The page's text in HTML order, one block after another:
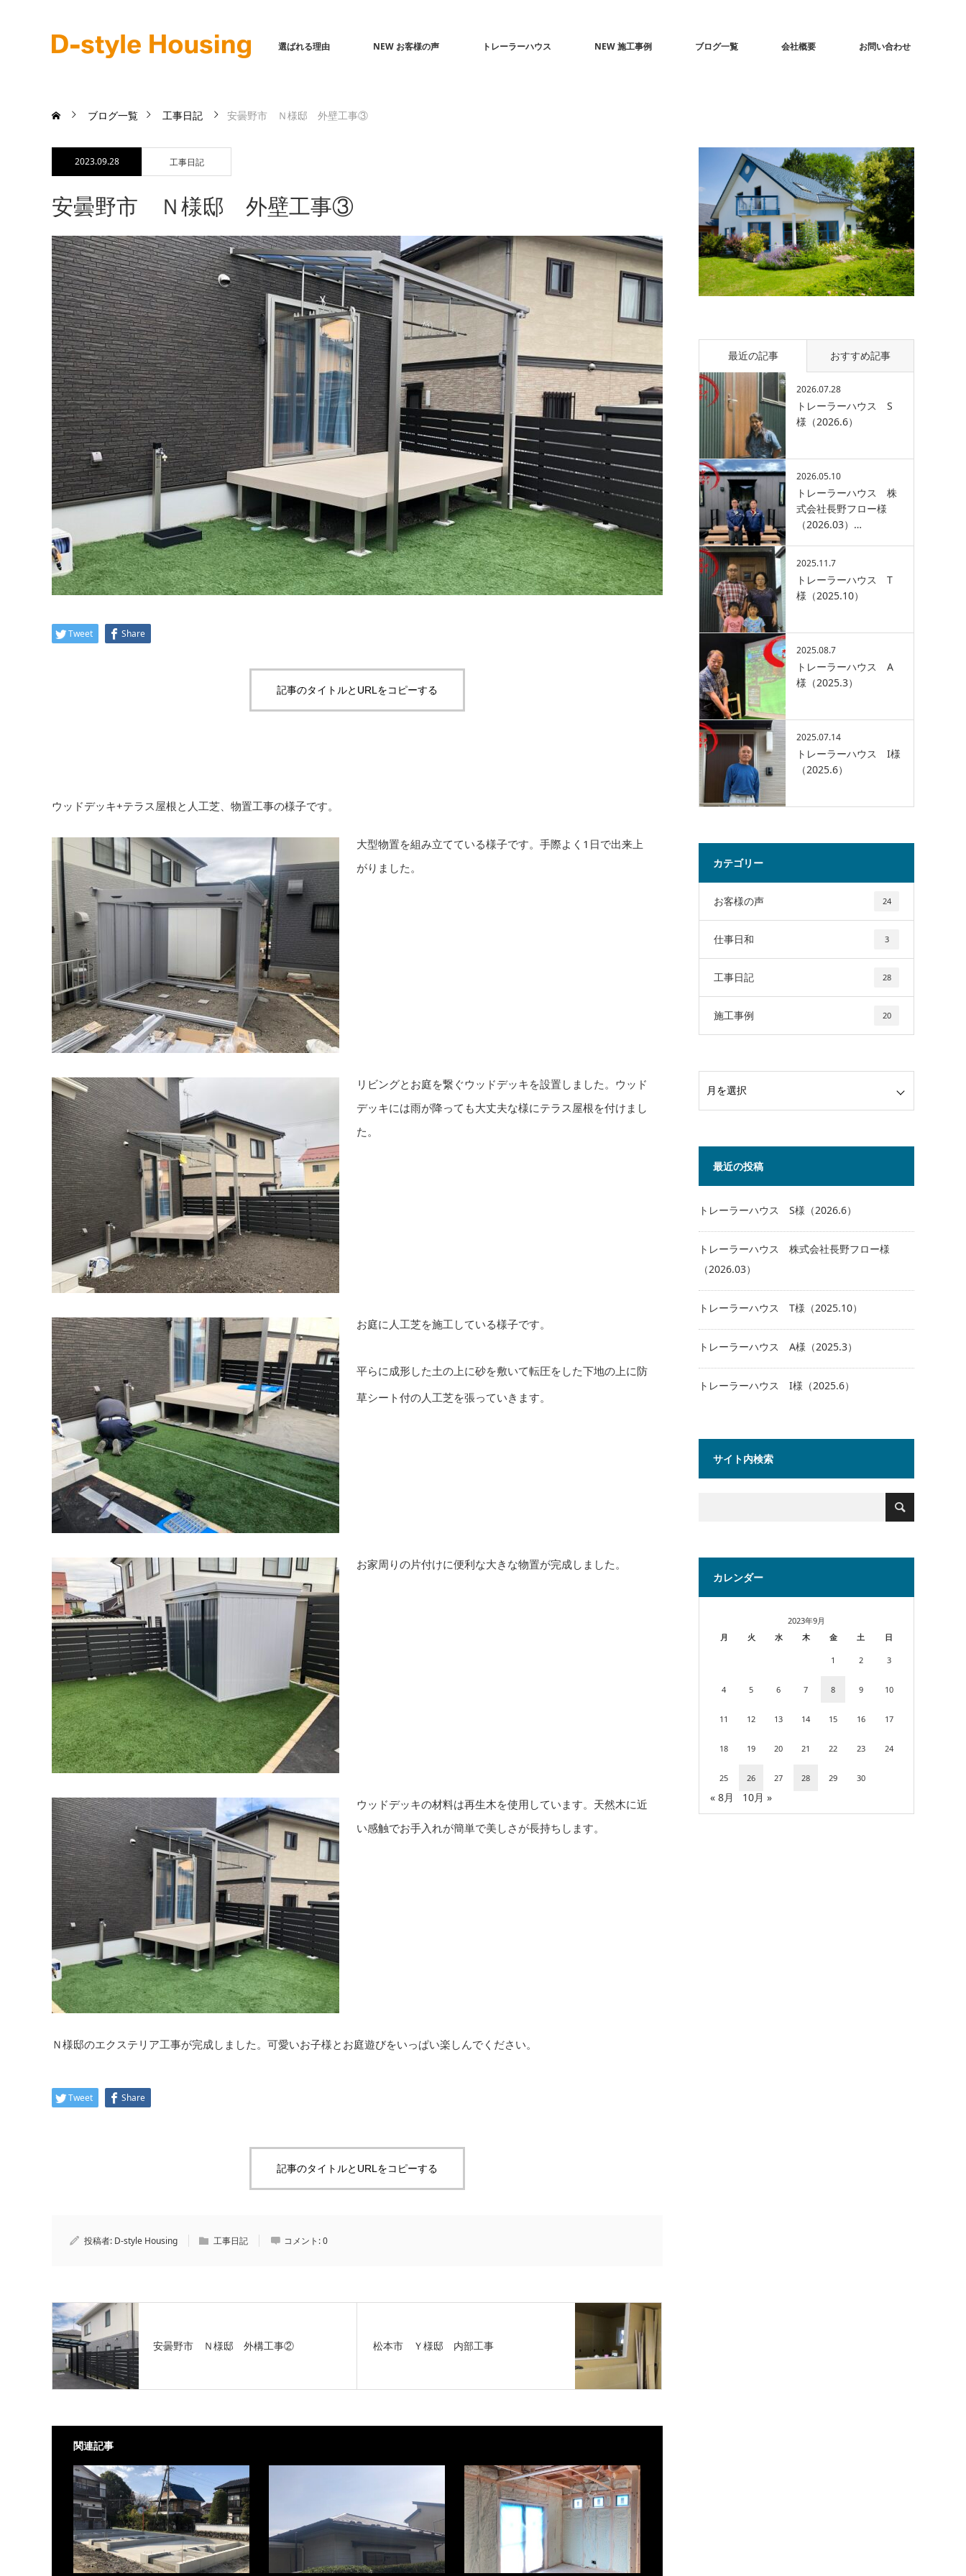
選ばれる理由 NEW お客様の声 トレーラーハウス NEW 施工事例 ブログ一覧 会社概要 お問い合わせ
ブログ一覧 工事日記 安曇野市 Ｎ様邸 外壁工事③
2023.09.28 工事日記
安曇野市 Ｎ様邸 外壁工事③
Tweet Share
記事のタイトルとURLをコピーする
ウッドデッキ+テラス屋根と人工芝、物置工事の様子です。
大型物置を組み立てている様子です。手際よく1日で出来上
がりました。
リビングとお庭を繋ぐウッドデッキを設置しました。ウッド
デッキには雨が降っても大丈夫な様にテラス屋根を付けまし
た。
お庭に人工芝を施工している様子です。
平らに成形した土の上に砂を敷いて転圧をした下地の上に防
草シート付の人工芝を張っていきます。
お家周りの片付けに便利な大きな物置が完成しました。
ウッドデッキの材料は再生木を使用しています。天然木に近
い感触でお手入れが簡単で美しさが長持ちします。
Ｎ様邸のエクステリア工事が完成しました。可愛いお子様とお庭遊びをいっぱい楽しんでください。
Tweet Share
記事のタイトルとURLをコピーする
投稿者: D-style Housing 工事日記 コメント:0
安曇野市 Ｎ様邸 外構工事② 松本市 Ｙ様邸 内部工事
関連記事
最近の記事 おすすめ記事
2026.07.28
トレーラーハウス S
様（2026.6）
2026.05.10
トレーラーハウス 株
式会社長野フロー様
（2026.03）…
2025.11.7
トレーラーハウス T
様（2025.10）
2025.08.7
トレーラーハウス A
様（2025.3）
2025.07.14
トレーラーハウス I様
（2025.6）
カテゴリー
お客様の声 24
仕事日和 3
工事日記 28
施工事例 20
最近の投稿
トレーラーハウス S様（2026.6）
トレーラーハウス 株式会社長野フロー様
（2026.03）
トレーラーハウス T様（2025.10）
トレーラーハウス A様（2025.3）
トレーラーハウス I様（2025.6）
サイト内検索
カレンダー
2023年9月
月
火 水 木 金 土 日
1 2 3
4 5 6 7 8 9 10
11 12 13 14 15 16 17
18 19 20 21 22 23 24
25 26 27 28 29 30
« 8月 10月 »